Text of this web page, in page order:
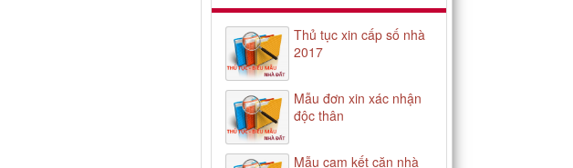
Thủ tục xin cấp số nhà
2017
Mẫu đơn xin xác nhận
độc thân
Mẫu cam kết căn nhà